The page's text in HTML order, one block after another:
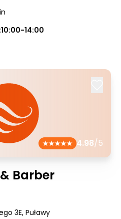
10:00-14:00
4.98/5
Barber
3E, Puławy